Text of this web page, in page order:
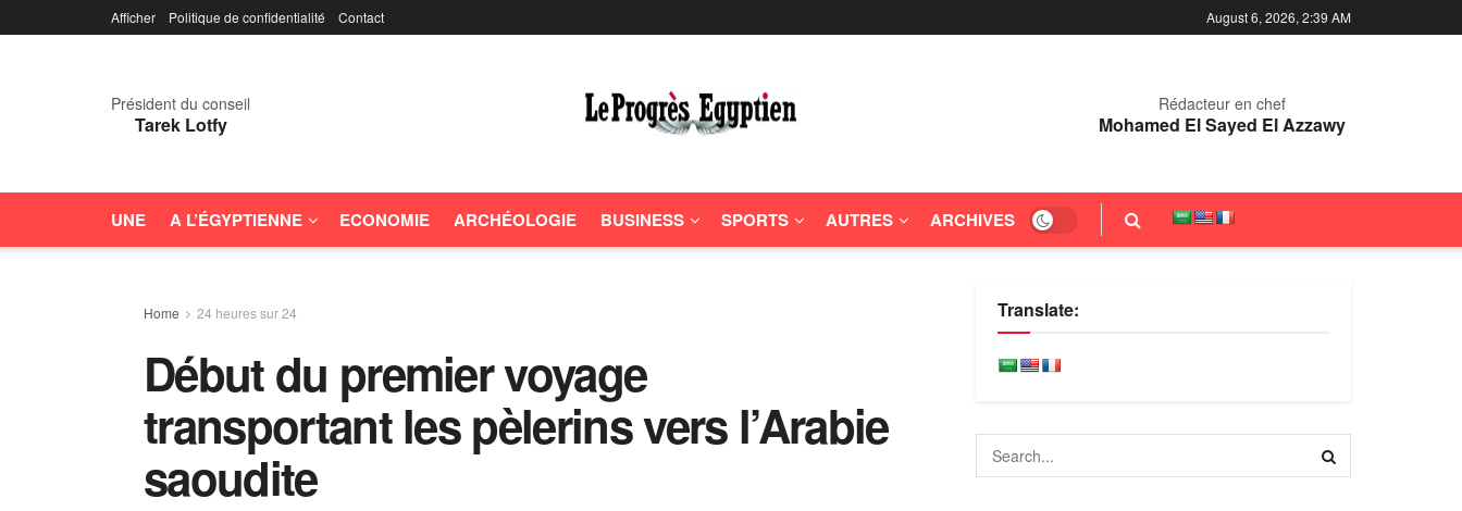
Afficher Politique de confidentialité Contact August 6, 2026, 2:39 AM
Président du conseil
Tarek Lotfy
Rédacteur en chef
Mohamed El Sayed El Azzawy
UNE A L’ÉGYPTIENNE ECONOMIE ARCHÉOLOGIE BUSINESS SPORTS AUTRES ARCHIVES
Home 24 heures sur 24
Début du premier voyage
transportant les pèlerins vers l’Arabie
saoudite
Translate: